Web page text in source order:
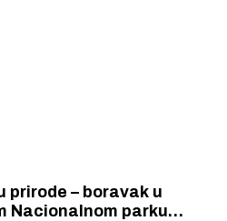
prirode – boravak u
Nacionalnom parku